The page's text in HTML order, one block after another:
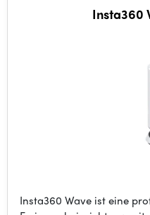
Insta360
Insta360 Wave ist eine